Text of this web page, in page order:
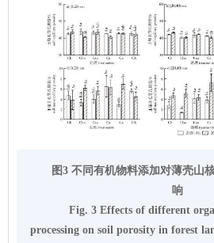
图3 不同有机物料添加对薄壳山
响
Fig. 3 Effects of different
processing on soil porosity in forest